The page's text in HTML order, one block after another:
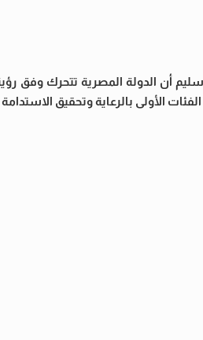
أن الدولة المصرية تتحرك وفق
الأولى بالرعاية وتحقيق الاستدامة